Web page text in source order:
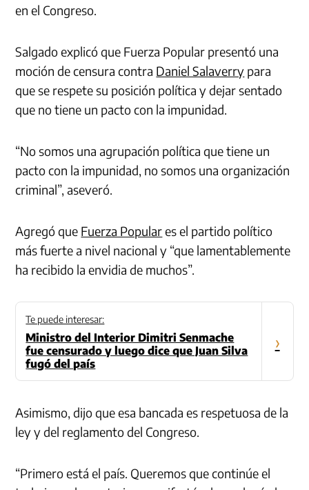
en el Congreso.
Salgado explicó que Fuerza Popular presentó una
moción de censura contra Daniel Salaverry para
que se respete su posición política y dejar sentado
que no tiene un pacto con la impunidad.
“No somos una agrupación política que tiene un
pacto con la impunidad, no somos una organización
criminal”, aseveró.
Agregó que Fuerza Populares el partido político
más fuerte a nivel nacional y “que lamentablemente
ha recibido la envidia de muchos”.
Te puede interesar:
Ministro del Interior Dimitri Senmache
fue censurado y luego dice que Juan Silva
fugó del país
›
Asimismo, dijo que esa bancada es respetuosa de la
ley y del reglamento del Congreso.
“Primero está el país. Queremos que continúe el